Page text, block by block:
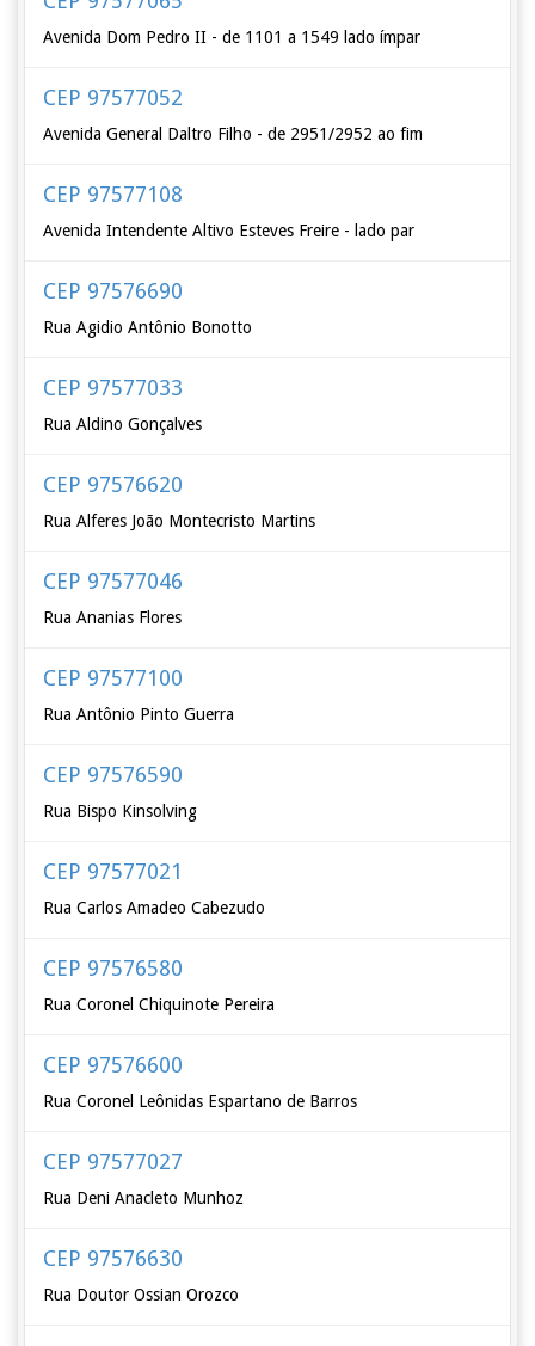
Avenida Dom Pedro II - de 1101 a 1549 lado ímpar
CEP 97577052
Avenida General Daltro Filho - de 2951/2952 ao fim
CEP 97577108
Avenida Intendente Altivo Esteves Freire - lado par
CEP 97576690
Rua Agidio Antônio Bonotto
CEP 97577033
Rua Aldino Gonçalves
CEP 97576620
Rua Alferes João Montecristo Martins
CEP 97577046
Rua Ananias Flores
CEP 97577100
Rua Antônio Pinto Guerra
CEP 97576590
Rua Bispo Kinsolving
CEP 97577021
Rua Carlos Amadeo Cabezudo
CEP 97576580
Rua Coronel Chiquinote Pereira
CEP 97576600
Rua Coronel Leônidas Espartano de Barros
CEP 97577027
Rua Deni Anacleto Munhoz
CEP 97576630
Rua Doutor Ossian Orozco